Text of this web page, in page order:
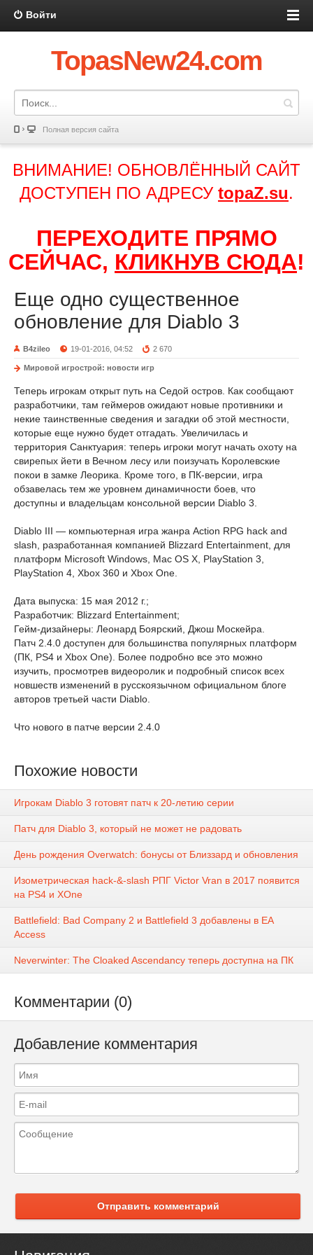
Войти
TopasNew24.com
Полная версия сайта
ВНИМАНИЕ! ОБНОВЛЁННЫЙ САЙТ
ДОСТУПЕН ПО АДРЕСУ topaZ.su.
ПЕРЕХОДИТЕ ПРЯМО
СЕЙЧАС, КЛИКНУВ СЮДА!
Еще одно существенное
обновление для Diablo 3
B4zileo 19-01-2016, 04:52 2 670
Мировой игрострой: новости игр
Теперь игрокам открыт путь на Седой остров. Как сообщают
разработчики, там геймеров ожидают новые противники и
некие таинственные сведения и загадки об этой местности,
которые еще нужно будет отгадать. Увеличилась и
территория Санктуария: теперь игроки могут начать охоту на
свирепых йети в Вечном лесу или поизучать Королевские
покои в замке Леорика. Кроме того, в ПК-версии, игра
обзавелась тем же уровнем динамичности боев, что
доступны и владельцам консольной версии Diablo 3.
Diablo III — компьютерная игра жанра Action RPG hack and
slash, разработанная компанией Blizzard Entertainment, для
платформ Microsoft Windows, Mac OS X, PlayStation 3,
PlayStation 4, Xbox 360 и Xbox One.
Дата выпуска: 15 мая 2012 г.;
Разработчик: Blizzard Entertainment;
Гейм-дизайнеры: Леонард Боярский, Джош Москейра.
Патч 2.4.0 доступен для большинства популярных платформ
(ПК, PS4 и Xbox One). Более подробно все это можно
изучить, просмотрев видеоролик и подробный список всех
новшеств изменений в русскоязычном официальном блоге
авторов третьей части Diablo.
Что нового в патче версии 2.4.0
Похожие новости
Игрокам Diablo 3 готовят патч к 20-летию серии
Патч для Diablo 3, который не может не радовать
День рождения Overwatch: бонусы от Близзард и обновления
Изометрическая hack-&-slash РПГ Victor Vran в 2017 появится
на PS4 и XOne
Battlefield: Bad Company 2 и Battlefield 3 добавлены в EA
Access
Neverwinter: The Cloaked Ascendancy теперь доступна на ПК
Комментарии (0)
Добавление комментария
Отправить комментарий